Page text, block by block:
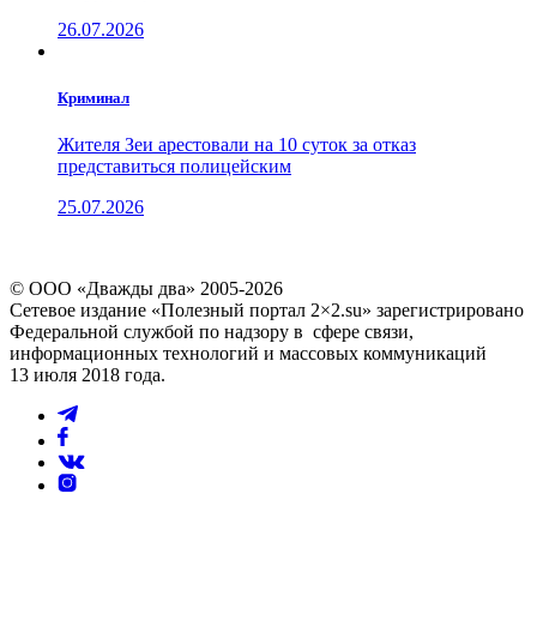
26.07.2026
Криминал
Жителя Зеи арестовали на 10 суток за отказ
представиться полицейским
25.07.2026
© ООО «Дважды два» 2005-2026
Сетевое издание «Полезный портал 2×2.su» зарегистрировано
Федеральной службой по надзору в сфере связи,
информационных технологий и массовых коммуникаций
13 июля 2018 года.